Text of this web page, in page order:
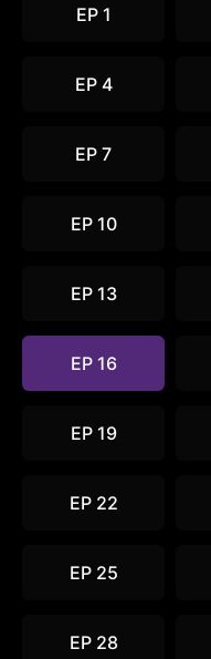
EP 1
EP 4
EP 7
EP 10
EP 13
EP 16
EP 19
EP 22
EP 25
EP 28